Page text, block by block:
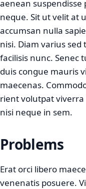
aenean suspendisse
neque. Sit ut velit at
accumsan nulla
nisi. Diam varius
facilisis nunc. Senec
duis congue mauris
maecenas.
rient volutpat viverra
nisi neque in sem.
Problems
Erat orci libero
venenatis posuere.